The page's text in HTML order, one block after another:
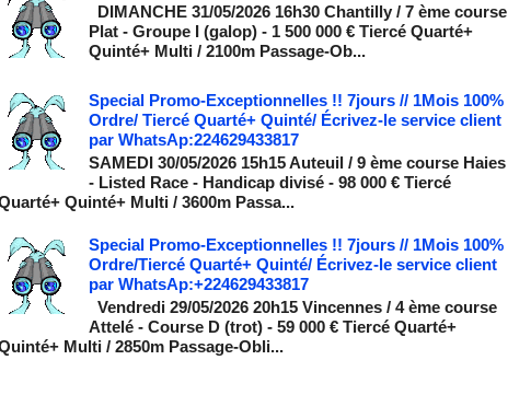
DIMANCHE 31/05/2026 16h30 Chantilly / 7 ème course
Plat - Groupe I (galop) - 1 500 000 € Tiercé Quarté+
Quinté+ Multi / 2100m Passage-Ob...
Special Promo-Exceptionnelles !! 7jours // 1Mois 100%
Ordre/ Tiercé Quarté+ Quinté/ Écrivez-le service client
par WhatsAp:224629433817
SAMEDI 30/05/2026 15h15 Auteuil / 9 ème course Haies
- Listed Race - Handicap divisé - 98 000 € Tiercé
Quinté+ Multi / 3600m Passa...
Special Promo-Exceptionnelles !! 7jours // 1Mois 100%
Ordre/Tiercé Quarté+ Quinté/ Écrivez-le service client
par WhatsAp:+224629433817
Vendredi 29/05/2026 20h15 Vincennes / 4 ème course
Attelé - Course D (trot) - 59 000 € Tiercé Quarté+
Multi / 2850m Passage-Obli...